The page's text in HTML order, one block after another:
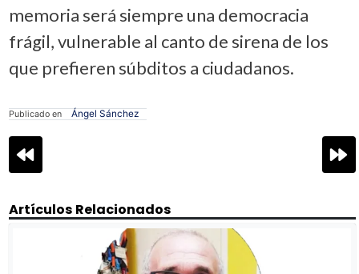
memoria será siempre una democracia
frágil, vulnerable al canto de sirena de los
que prefieren súbditos a ciudadanos.
Publicado en Ángel Sánchez
Navegación
de
Artículos Relacionados